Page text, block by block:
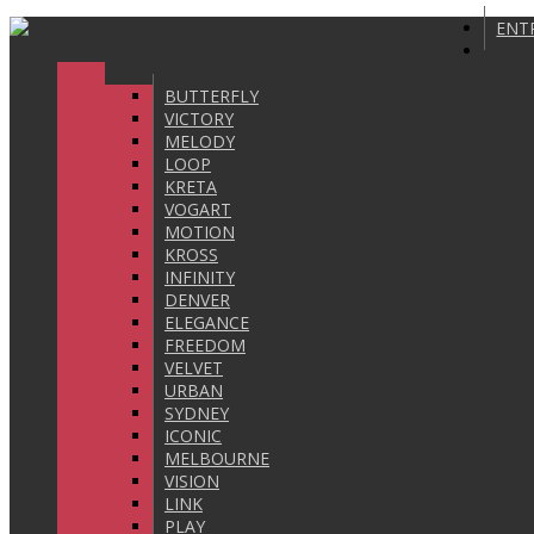
BUTTERFLY
VICTORY
MELODY
LOOP
KRETA
VOGART
MOTION
KROSS
INFINITY
DENVER
ELEGANCE
FREEDOM
VELVET
URBAN
SYDNEY
ICONIC
MELBOURNE
VISION
LINK
PLAY